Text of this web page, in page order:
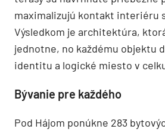
maximalizujú kontakt interiéru
Výsledkom je architektúra,
jednotne, no každému objektu
identitu a logické miesto v
Bývanie pre každého
Pod Hájom ponúkne 283